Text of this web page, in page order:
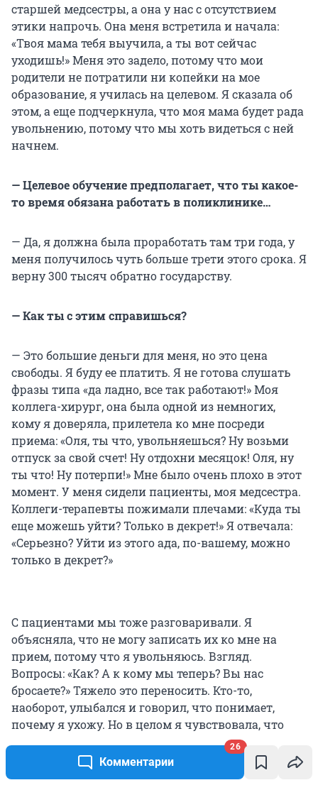
Комментарии
26
старшей медсестры, а она у нас с отсутствием
этики напрочь. Она меня встретила и начала:
«Твоя мама тебя выучила, а ты вот сейчас
уходишь!» Меня это задело, потому что мои
родители не потратили ни копейки на мое
образование, я училась на целевом. Я сказала об
этом, а еще подчеркнула, что моя мама будет рада
увольнению, потому что мы хоть видеться с ней
начнем.
— Целевое обучение предполагает, что ты какое-
то время обязана работать в поликлинике…
— Да, я должна была проработать там три года, у
меня получилось чуть больше трети этого срока. Я
верну 300 тысяч обратно государству.
— Как ты с этим справишься?
— Это большие деньги для меня, но это цена
свободы. Я буду ее платить. Я не готова слушать
фразы типа «да ладно, все так работают!» Моя
коллега-хирург, она была одной из немногих,
кому я доверяла, прилетела ко мне посреди
приема: «Оля, ты что, увольняешься? Ну возьми
отпуск за свой счет! Ну отдохни месяцок! Оля, ну
ты что! Ну потерпи!» Мне было очень плохо в этот
момент. У меня сидели пациенты, моя медсестра.
Коллеги-терапевты пожимали плечами: «Куда ты
еще можешь уйти? Только в декрет!» Я отвечала:
«Серьезно? Уйти из этого ада, по-вашему, можно
только в декрет?»
С пациентами мы тоже разговаривали. Я
объясняла, что не могу записать их ко мне на
прием, потому что я увольняюсь. Взгляд.
Вопросы: «Как? А к кому мы теперь? Вы нас
бросаете?» Тяжело это переносить. Кто-то,
наоборот, улыбался и говорил, что понимает,
почему я ухожу. Но в целом я чувствовала, что
они в моем лице теряют опору. Им было спокойно
со мной. Они знали, что я на их стороне и мы всё
решим. А еще почти одновременно увольнялась и